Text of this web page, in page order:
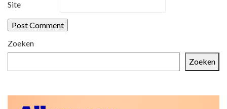
Site
Zoeken
Zoeken